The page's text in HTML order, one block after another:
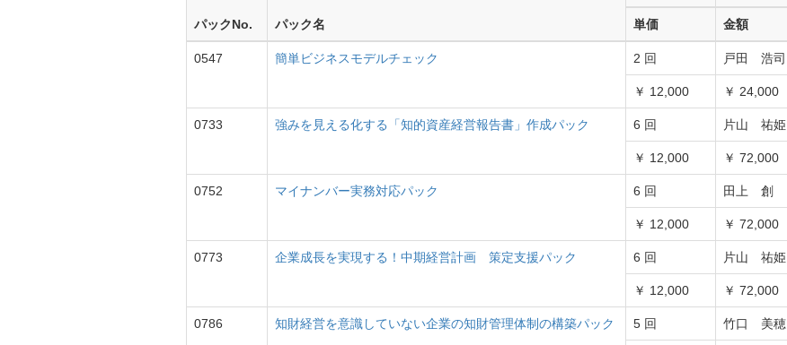
パックNo. パック名 単価 金額
0547 簡単ビジネスモデルチェック 2 回 戸田 浩司
￥ 12,000 ￥ 24,000
0733 強みを見える化する「知的資産経営報告書」作成パック 6 回 片山 祐姫
￥ 12,000 ￥ 72,000
0752 マイナンバー実務対応パック 6 回 田上 創
￥ 12,000 ￥ 72,000
0773 企業成長を実現する！中期経営計画 策定支援パック 6 回 片山 祐姫
￥ 12,000 ￥ 72,000
0786 知財経営を意識していない企業の知財管理体制の構築パック 5 回 竹口 美穂